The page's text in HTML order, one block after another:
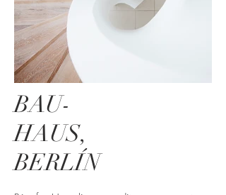
BAU-
HAUS,
BERLÍN